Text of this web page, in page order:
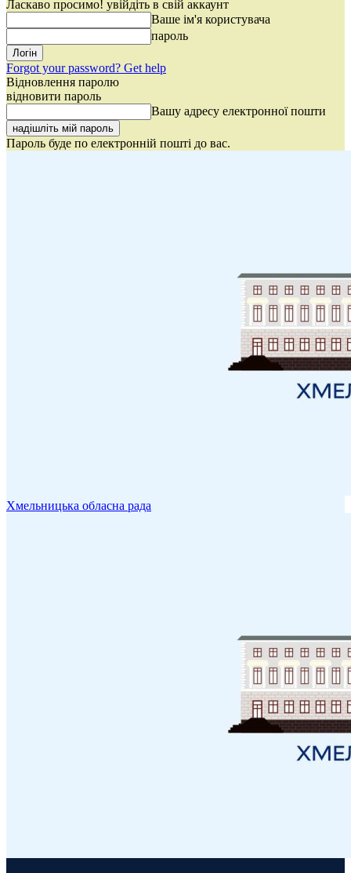
Ласкаво просимо! увійдіть в свій аккаунт
Ваше ім'я користувача
пароль
Forgot your password? Get help
Відновлення паролю
відновити пароль
Вашу адресу електронної пошти
Пароль буде по електронній пошті до вас.
Хмельницька обласна рада